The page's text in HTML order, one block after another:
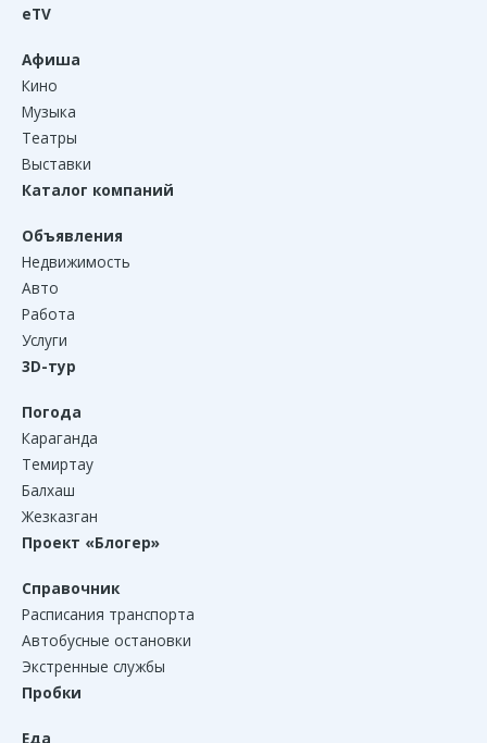
eTV
Афиша
Кино
Музыка
Театры
Выставки
Каталог компаний
Объявления
Недвижимость
Авто
Работа
Услуги
3D-тур
Погода
Караганда
Темиртау
Балхаш
Жезказган
Проект «Блогер»
Справочник
Расписания транспорта
Автобусные остановки
Экстренные службы
Пробки
Еда